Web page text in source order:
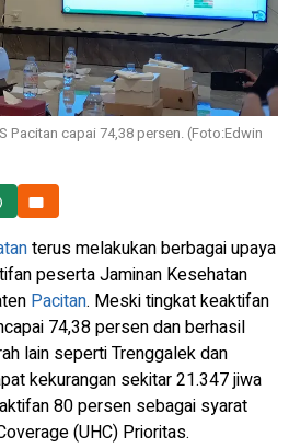
Pacitan capai 74,38 persen. (Foto:Edwin
terus melakukan berbagai upaya
peserta Jaminan Kesehatan
Pacitan. Meski tingkat keaktifan
74,38 persen dan berhasil
lain seperti Trenggalek dan
kekurangan sekitar 21.347 jiwa
80 persen sebagai syarat
(UHC) Prioritas.